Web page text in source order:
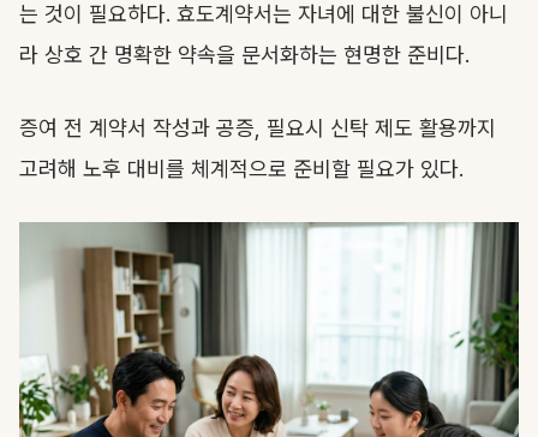
는 것이 필요하다. 효도계약서는 자녀에 대한 불신이 아니
라 상호 간 명확한 약속을 문서화하는 현명한 준비다.
증여 전 계약서 작성과 공증, 필요시 신탁 제도 활용까지
고려해 노후 대비를 체계적으로 준비할 필요가 있다.